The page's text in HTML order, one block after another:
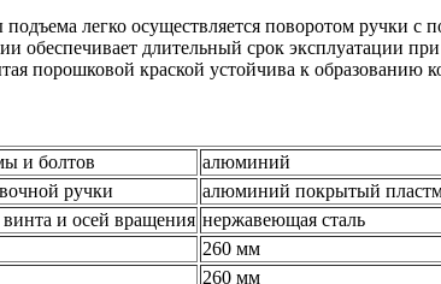
подъема легко осуществляется поворотом ручки
обеспечивает длительный срок эксплуатации
порошковой краской устойчива к образованию
и болтов
алюминий
ручки
алюминий покрытый
и осей вращения нержавеющая сталь
260 мм
260 мм